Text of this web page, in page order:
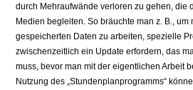
durch Mehraufwände verloren zu gehen, die
Medien begleiten. So bräuchte man z. B., um
gespeicherten Daten zu arbeiten, spezielle
zwischenzeitlich ein Update erfordern, das
muss, bevor man mit der eigentlichen Arbeit
Nutzung des „Stundenplanprogramms“